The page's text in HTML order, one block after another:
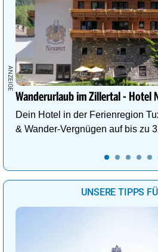
Wanderurlaub im Zillertal - Hotel
Dein Hotel in der Ferienregion
& Wander-Vergnügen auf bis zu
UNSERE TIPPS